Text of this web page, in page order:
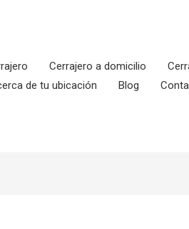
Cerrajero a domicilio
de tu ubicación Blog